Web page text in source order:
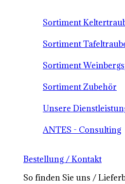
Sortiment
Sortiment
Sortiment
Sortiment Zubehör
Unsere
ANTES - Consulting
Bestellung / Kontakt
So finden Sie uns /